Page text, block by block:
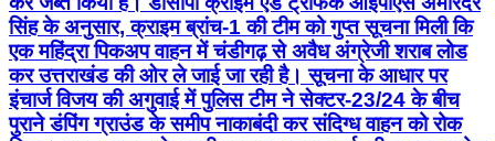
सिंह के अनुसार, क्राइम ब्रांच-1 की टीम को गुप्त सूचना मिली कि
एक महिंद्रा पिकअप वाहन में चंडीगढ़ से अवैध अंग्रेजी शराब लोड
कर उत्तराखंड की ओर ले जाई जा रही है। सूचना के आधार पर
इंचार्ज विजय की अगुवाई में पुलिस टीम ने सेक्टर-23/24 के बीच
पुराने डंपिंग ग्राउंड के समीप नाकाबंदी कर संदिग्ध वाहन को रोक